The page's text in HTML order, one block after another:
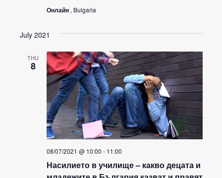
Онлайн , Bulgaria
July 2021
THU
8
Насилието в училище – какво децата и
08/07/2021 @ 10:00 - 11:00